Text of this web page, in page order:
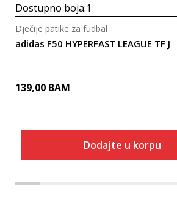
Dostupno boja:1
adidas F50 HYPERFAST LEAGUE TF J
Dječije patike za fudbal
139,00 BAM
Dodajte u korpu